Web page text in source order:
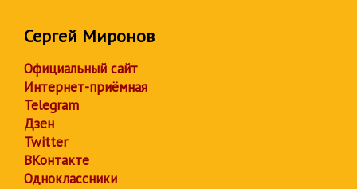
Сергей Миронов
Официальный сайт
Интернет-приёмная
Telegram
Дзен
Twitter
ВКонтакте
Одноклассники